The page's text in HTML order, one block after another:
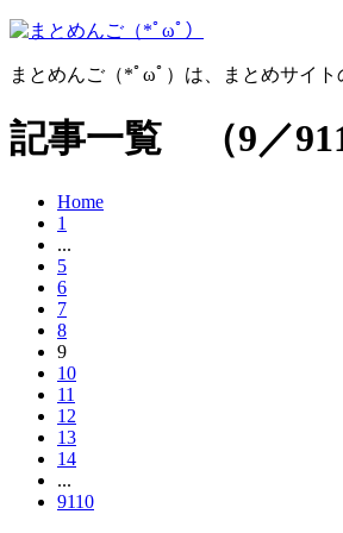
まとめんご（*ﾟωﾟ）は、まとめサイ
記事一覧 （9／
Home
1
...
5
6
7
8
9
10
11
12
13
14
...
9110